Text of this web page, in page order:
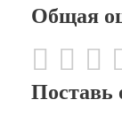
Общая
Поставь